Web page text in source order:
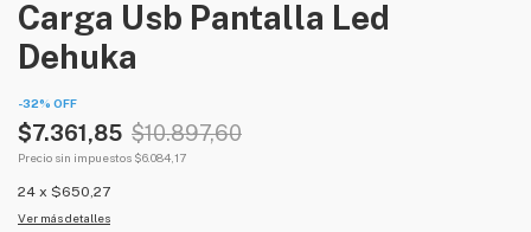
Carga Usb Pantalla Led
Dehuka
-32% OFF
$7.361,85 $10.897,60
Precio sin impuestos $6.084,17
24 x $650,27
Ver más detalles